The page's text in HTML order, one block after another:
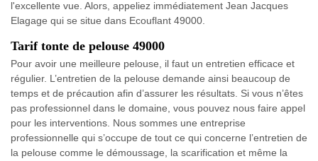
l'excellente vue. Alors, appeliez immédiatement Jean Jacques
Elagage qui se situe dans Ecouflant 49000.
Tarif tonte de pelouse 49000
Pour avoir une meilleure pelouse, il faut un entretien efficace et
régulier. L’entretien de la pelouse demande ainsi beaucoup de
temps et de précaution afin d’assurer les résultats. Si vous n’êtes
pas professionnel dans le domaine, vous pouvez nous faire appel
pour les interventions. Nous sommes une entreprise
professionnelle qui s’occupe de tout ce qui concerne l’entretien de
la pelouse comme le démoussage, la scarification et même la